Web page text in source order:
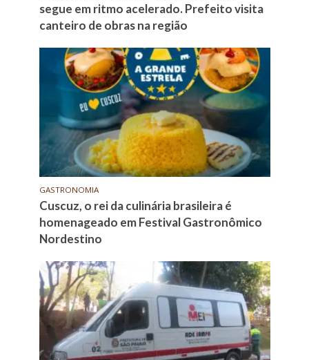
segue em ritmo acelerado. Prefeito visita
canteiro de obras na região
GASTRONOMIA
Cuscuz, o rei da culinária brasileira é
homenageado em Festival Gastronômico
Nordestino